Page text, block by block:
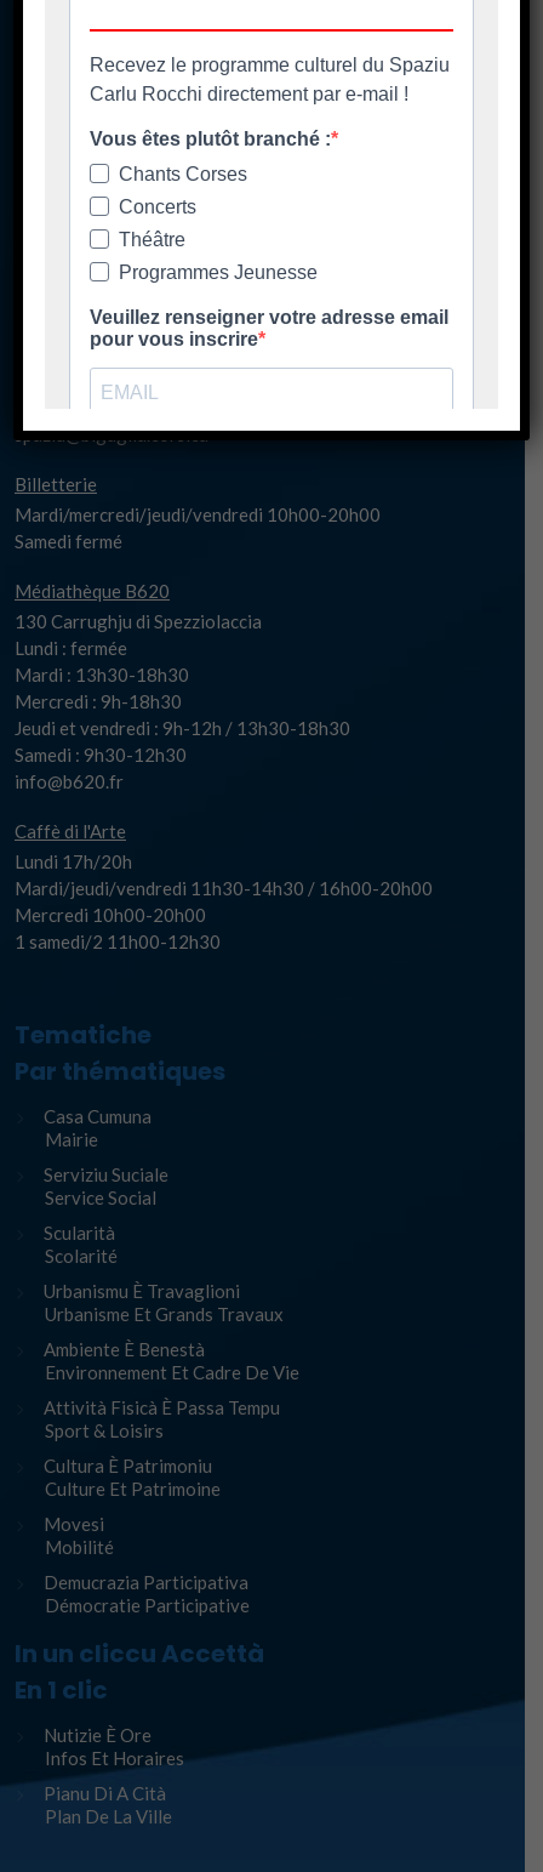
Ore di apertura
Les horaires d'ouverture
Spaziu Carlu Rocchi
130 Carrughju di Spezziolaccia
20620 Biguglia
Lundi 17h-20h30
Mardi/jeudi/vendredi 14h00-20h30
Mercredi 10h00-20h30
Samedi fermé
spaziu@biguglia.corsica
Billetterie
Mardi/mercredi/jeudi/vendredi 10h00-20h00
Samedi fermé
Médiathèque B620
130 Carrughju di Spezziolaccia
Lundi : fermée
Mardi : 13h30-18h30
Mercredi : 9h-18h30
Jeudi et vendredi : 9h-12h / 13h30-18h30
Samedi : 9h30-12h30
info@b620.fr
Caffè di l'Arte
Lundi 17h/20h
Mardi/jeudi/vendredi 11h30-14h30 / 16h00-20h00
Mercredi 10h00-20h00
1 samedi/2 11h00-12h30
Tematiche
Par thématiques
Casa Cumuna
Mairie
Serviziu Suciale
Service Social
Scularità
Scolarité
Urbanismu È Travaglioni
Urbanisme Et Grands Travaux
Ambiente È Benestà
Environnement Et Cadre De Vie
Attività Fisicà È Passa Tempu
Sport & Loisirs
Cultura È Patrimoniu
Culture Et Patrimoine
Movesi
Mobilité
Demucrazia Participativa
Démocratie Participative
In un cliccu Accettà
En 1 clic
Nutizie È Ore
Infos Et Horaires
Pianu Di A Cità
Plan De La Ville